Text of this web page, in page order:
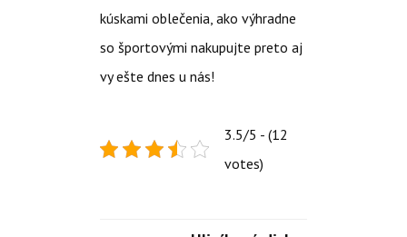
kúskami oblečenia, ako výhradne
so športovými nakupujte preto aj
vy ešte dnes u nás!
3.5/5 - (12
votes)